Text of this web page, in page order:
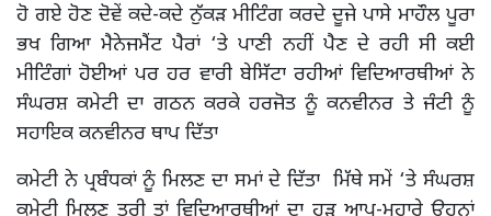
ਹੋ ਗਏ ਹੋਣ ਦੋਵੇਂ ਕਦੇ-ਕਦੇ ਨੁੱਕੜ ਮੀਟਿੰਗ ਕਰਦੇ ਦੂਜੇ ਪਾਸੇ ਮਾਹੌਲ ਪੂਰਾ
ਭਖ ਗਿਆ ਮੈਨੇਜਮੈਂਟ ਪੈਰਾਂ ‘ਤੇ ਪਾਣੀ ਨਹੀਂ ਪੈਣ ਦੇ ਰਹੀ ਸੀ ਕਈ
ਮੀਟਿੰਗਾਂ ਹੋਈਆਂ ਪਰ ਹਰ ਵਾਰੀ ਬੇਸਿੱਟਾ ਰਹੀਆਂ ਵਿਦਿਆਰਥੀਆਂ ਨੇ
ਸੰਘਰਸ਼ ਕਮੇਟੀ ਦਾ ਗਠਨ ਕਰਕੇ ਹਰਜੋਤ ਨੂੰ ਕਨਵੀਨਰ ਤੇ ਜੰਟੀ ਨੂੰ
ਸਹਾਇਕ ਕਨਵੀਨਰ ਥਾਪ ਦਿੱਤਾ
ਕਮੇਟੀ ਨੇ ਪ੍ਰਬੰਧਕਾਂ ਨੂੰ ਮਿਲਣ ਦਾ ਸਮਾਂ ਦੇ ਦਿੱਤਾ ਮਿੱਥੇ ਸਮੇਂ ‘ਤੇ ਸੰਘਰਸ਼